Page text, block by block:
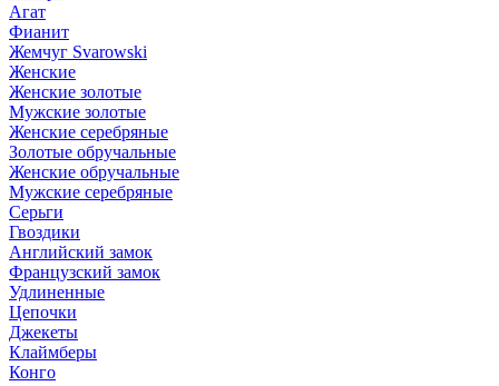
Агат
Фианит
Жемчуг Svarowski
Женские
Женские золотые
Мужские золотые
Женские серебряные
Золотые обручальные
Женские обручальные
Мужские серебряные
Серьги
Гвоздики
Английский замок
Французский замок
Удлиненные
Цепочки
Джекеты
Клаймберы
Конго